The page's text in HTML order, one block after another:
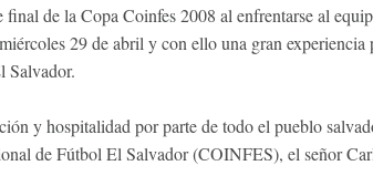
de la Copa Coinfes 2008 al enfrentarse al
29 de abril y con ello una gran experiencia
Salvador.
y hospitalidad por parte de todo el pueblo
de Fútbol El Salvador (COINFES), el señor